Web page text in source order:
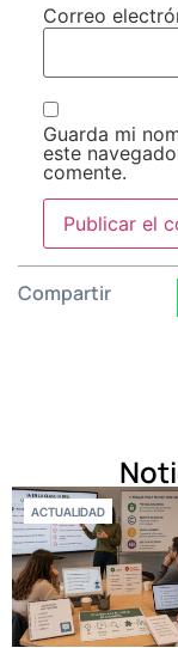
Correo
Guarda mi
este
comente.
Compartir
ACTUALIDAD